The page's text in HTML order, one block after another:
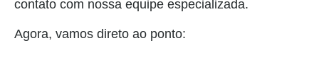
contato com nossa equipe especializada.
Agora, vamos direto ao ponto: